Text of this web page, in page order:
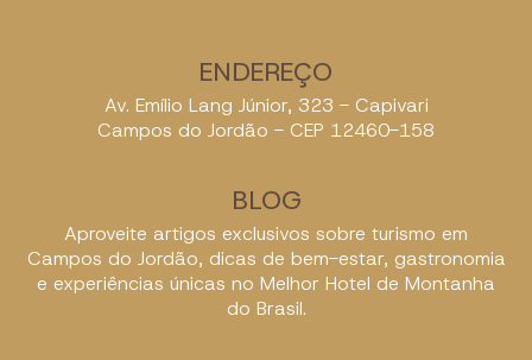
ENDEREÇO
Av. Emílio Lang Júnior, 323 - Capivari
Campos do Jordão - CEP 12460-158
BLOG
Aproveite artigos exclusivos sobre turismo em
Campos do Jordão, dicas de bem-estar, gastronomia
e experiências únicas no Melhor Hotel de Montanha
do Brasil.